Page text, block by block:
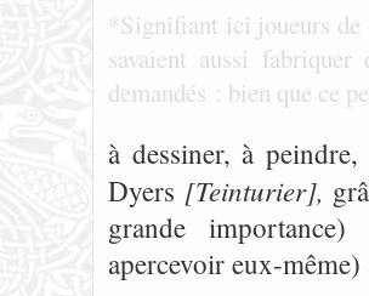
*Signifiant ici joueurs de
savaient aussi
demandés : bien que ce
à dessiner, à
Dyers [Teinturier],
grande
apercevoir eux-